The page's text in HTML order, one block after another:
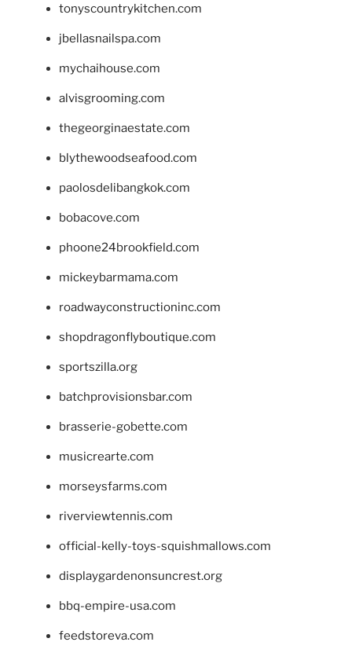
tonyscountrykitchen.com
jbellasnailspa.com
mychaihouse.com
alvisgrooming.com
thegeorginaestate.com
blythewoodseafood.com
paolosdelibangkok.com
bobacove.com
phoone24brookfield.com
mickeybarmama.com
roadwayconstructioninc.com
shopdragonflyboutique.com
sportszilla.org
batchprovisionsbar.com
brasserie-gobette.com
musicrearte.com
morseysfarms.com
riverviewtennis.com
official-kelly-toys-squishmallows.com
displaygardenonsuncrest.org
bbq-empire-usa.com
feedstoreva.com